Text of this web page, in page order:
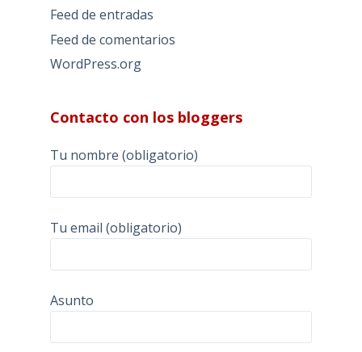
Feed de entradas
Feed de comentarios
WordPress.org
Contacto con los bloggers
Tu nombre (obligatorio)
Tu email (obligatorio)
Asunto